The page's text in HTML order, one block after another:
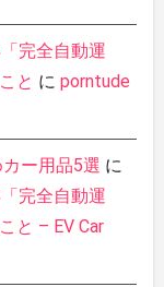
完全自動運
と に porntude
ー用品5選 に
完全自動運
と – EV Car